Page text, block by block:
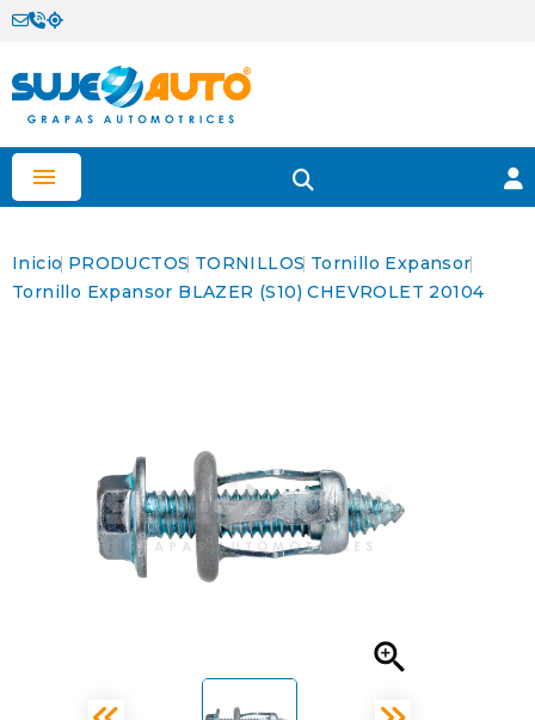

Inicio PRODUCTOS TORNILLOS Tornillo Expansor
Tornillo Expansor BLAZER (S10) CHEVROLET 20104
